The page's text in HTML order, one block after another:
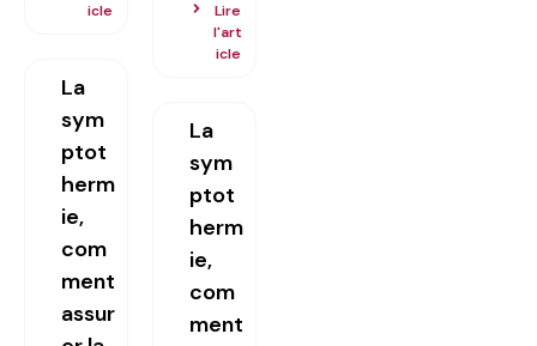
icle
La
sym
ptot
herm
ie,
com
ment
assur
Lire
l'art
icle
La
sym
ptot
herm
ie,
com
ment